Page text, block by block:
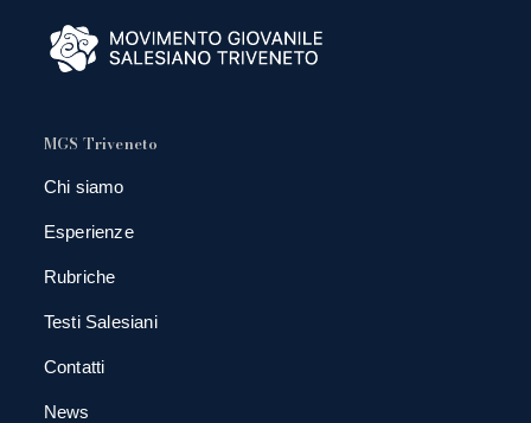
MGS Triveneto
Chi siamo
Esperienze
Rubriche
Testi Salesiani
Contatti
News